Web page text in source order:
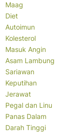
Maag
Diet
Autoimun
Kolesterol
Masuk Angin
Asam Lambung
Sariawan
Keputihan
Jerawat
Pegal dan Linu
Panas Dalam
Darah Tinggi